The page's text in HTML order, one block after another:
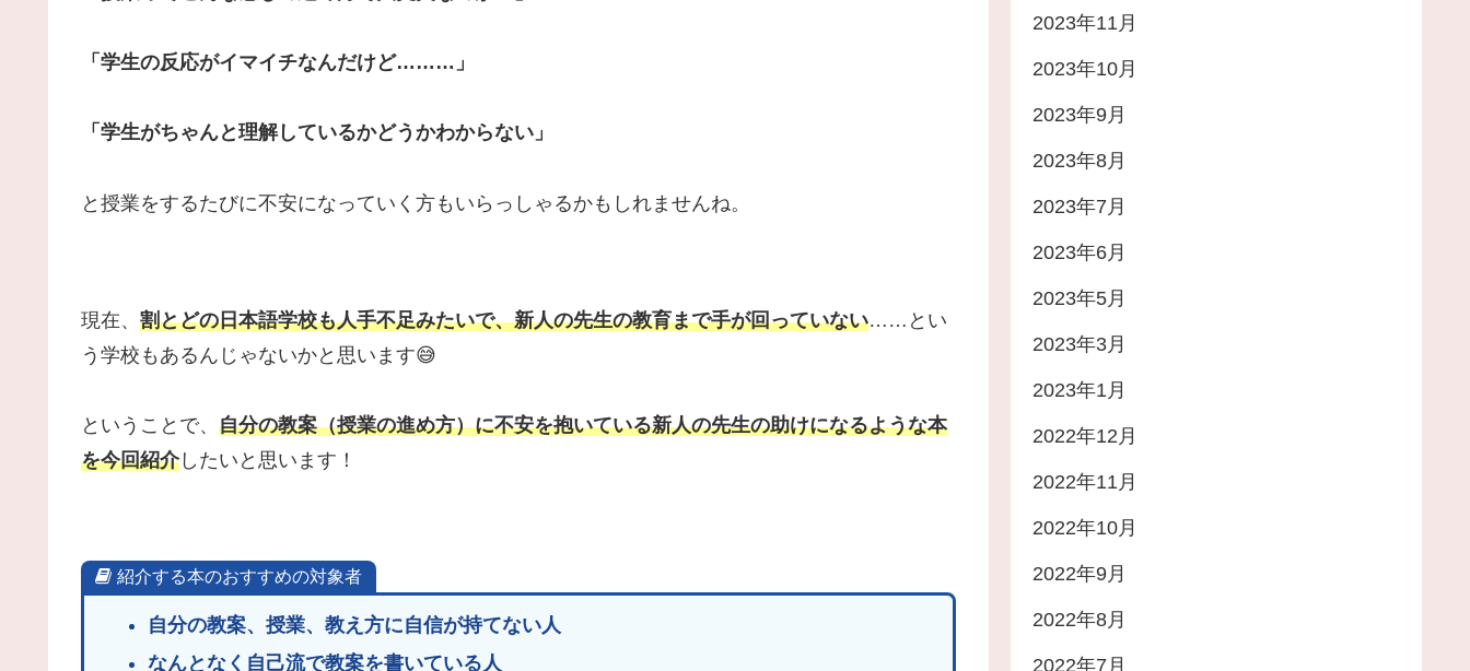
「学生の反応がイマイチなんだけど………」
「学生がちゃんと理解しているかどうかわからない」
と授業をするたびに不安になっていく方もいらっしゃるかもしれませんね。
現在、 割とどの日本語学校も人手不足みたいで、新人の先生の教育まで手が回っていない……とい
う学校もあるんじゃないかと思います😅
ということで、 自分の教案（授業の進め方）に不安を抱いている新人の先生の助けになるような本
を今回紹介したいと思います！
紹介する本のおすすめの対象者
自分の教案、授業、教え方に自信が持てない人
なんとなく自己流で教案を書いている人
2023年11月
2023年10月
2023年9月
2023年8月
2023年7月
2023年6月
2023年5月
2023年3月
2023年1月
2022年12月
2022年11月
2022年10月
2022年9月
2022年8月
2022年7月